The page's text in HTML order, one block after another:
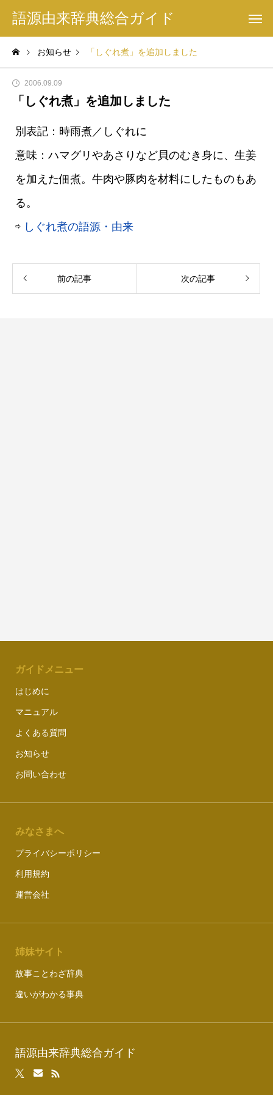
語源由来辞典総合ガイド
お知らせ 「しぐれ煮」を追加しました
2006.09.09
「しぐれ煮」を追加しました
別表記：時雨煮／しぐれに
意味：ハマグリやあさりなど貝のむき身に、生姜
を加えた佃煮。牛肉や豚肉を材料にしたものもあ
る。
⇨ しぐれ煮の語源・由来
前の記事 次の記事
ガイドメニュー
はじめに
マニュアル
よくある質問
お知らせ
お問い合わせ
みなさまへ
プライバシーポリシー
利用規約
運営会社
姉妹サイト
故事ことわざ辞典
違いがわかる事典
語源由来辞典総合ガイド